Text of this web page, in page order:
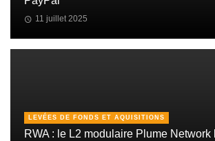
11 juillet 2025
LEVÉES DE FONDS ET AQUISITIONS
RWA : le L2 modulaire Plume Network